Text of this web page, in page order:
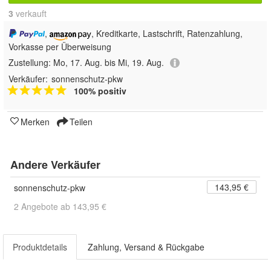
3 verkauft
,
, Kreditkarte, Lastschrift, Ratenzahlung,
Vorkasse per Überweisung
Zustellung: Mo, 17. Aug. bis Mi, 19. Aug.
Verkäufer: sonnenschutz-pkw
100% positiv
Merken Teilen
Andere Verkäufer
sonnenschutz-pkw
143,95 €
2 Angebote ab 143,95 €
Produktdetails Zahlung, Versand & Rückgabe